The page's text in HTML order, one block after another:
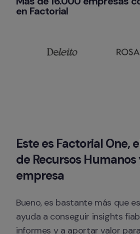
en Factorial
Este es Factorial One,
de Recursos
empresa
Bueno, es bastante más que
ayuda a conseguir insights
informes y a aportar valor